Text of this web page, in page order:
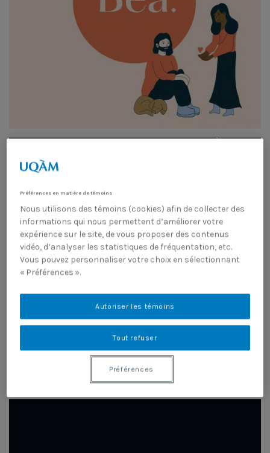
Préférences en matière de témoins
Nous utilisons des témoins (cookies) afin de collecter des
informations qui nous permettent d’améliorer votre
expérience sur le site, de vous proposer des contenus
vidéo, d’analyser les statistiques de fréquentation, etc.
Vous pouvez personnaliser votre choix en sélectionnant
« Préférences ».
Tout refuser
Autoriser les témoins
Préférences